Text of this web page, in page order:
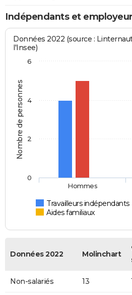
Indépendants et
Nombre de personnes
Données 2022 (source :
l'Insee)
Travailleurs indépendants
Aides familiaux
Hommes
0
2
4
6
Données 2022 Molinchart
Non-salariés 13